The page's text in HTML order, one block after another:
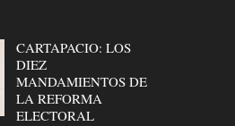
CARTAPACIO: LOS
DIEZ
MANDAMIENTOS DE
LA REFORMA
ELECTORAL